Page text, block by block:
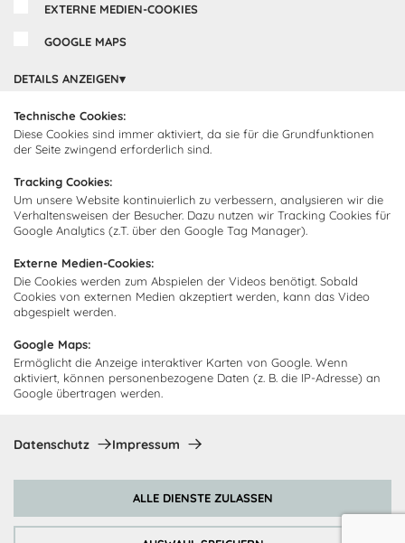
EXTERNE MEDIEN-COOKIES
GOOGLE MAPS
DETAILS ANZEIGEN
Technische Cookies:
Diese Cookies sind immer aktiviert, da sie für die Grundfunktionen
der Seite zwingend erforderlich sind.
Tracking Cookies:
Um unsere Website kontinuierlich zu verbessern, analysieren wir die
Verhaltensweisen der Besucher. Dazu nutzen wir Tracking Cookies für
Google Analytics (z.T. über den Google Tag Manager).
Externe Medien-Cookies:
Die Cookies werden zum Abspielen der Videos benötigt. Sobald
Cookies von externen Medien akzeptiert werden, kann das Video
abgespielt werden.
Google Maps:
Ermöglicht die Anzeige interaktiver Karten von Google. Wenn
aktiviert, können personenbezogene Daten (z. B. die IP-Adresse) an
Google übertragen werden.
Datenschutz Impressum
ALLE DIENSTE ZULASSEN
Inspirationen
Über uns
FAQ
Kontakt
Kundendienst
Lieferung
Montage
Abholorte
Newsletter abonnieren
Newsletter und empfangen Sie
Neuigkeiten und Angebote
Ich bin damit einverstanden, dass Cocooning24 mich regelmäßig
per E-Mail-Newsletter über seine Angebote informiert.
Zahlungsmethoden